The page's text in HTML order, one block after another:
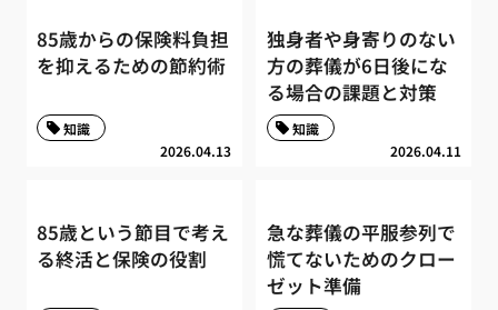
85歳からの保険料負担
を抑えるための節約術
2026.04.13
知識
独身者や身寄りのない
方の葬儀が6日後にな
る場合の課題と対策
2026.04.11
知識
85歳という節目で考え
る終活と保険の役割
急な葬儀の平服参列で
慌てないためのクロー
ゼット準備